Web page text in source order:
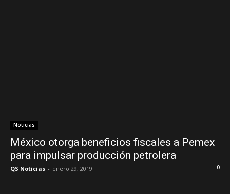
Noticias
México otorga beneficios fiscales a Pemex
para impulsar producción petrolera
QS Noticias - enero 29, 2019 0